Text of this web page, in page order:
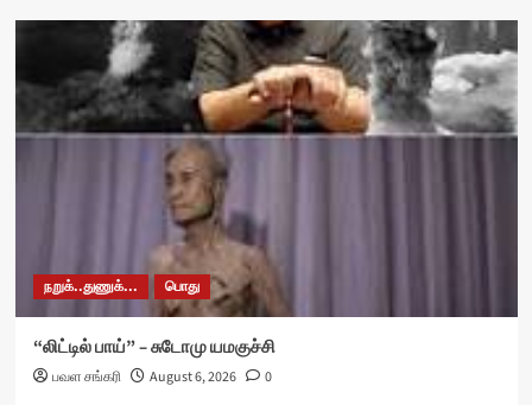
நறுக்..துணுக்... பொது
“லிட்டில் பாய்” – சுடோமு யமகுச்சி
பவள சங்கரி August 6, 2026 0